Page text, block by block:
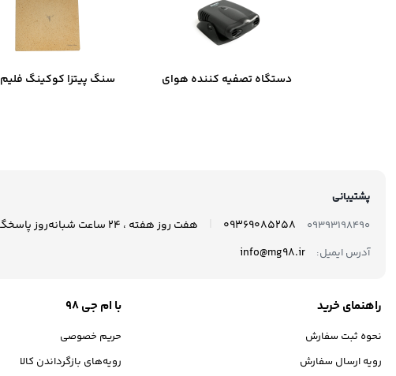
دستگاه تصفیه کننده هوای
سنگ پیتزا کوکینگ
پشتیبانی
09393198490
09369085258 هفت روز هفته ، 24 ساعت شبانه‌روز پاسخگوی شما هستیم.
آدرس ایمیل: info@mg98.ir
راهنمای خرید
نحوه ثبت سفارش
رویه ارسال سفارش
با ام جی 98
حریم خصوصی
رویه‌های بازگرداندن کالا